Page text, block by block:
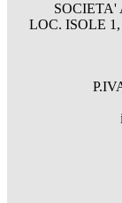
SOCIETA'
LOC. ISOLE